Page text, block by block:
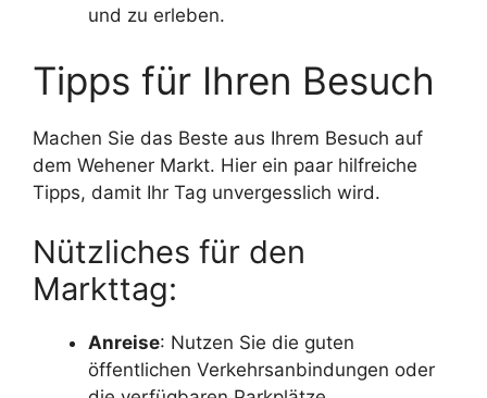
und zu erleben.
Tipps für Ihren Besuch
Machen Sie das Beste aus Ihrem Besuch auf
dem Wehener Markt. Hier ein paar hilfreiche
Tipps, damit Ihr Tag unvergesslich wird.
Nützliches für den
Markttag:
Anreise: Nutzen Sie die guten
öffentlichen Verkehrsanbindungen oder